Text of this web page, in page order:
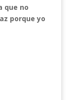
que no
porque yo